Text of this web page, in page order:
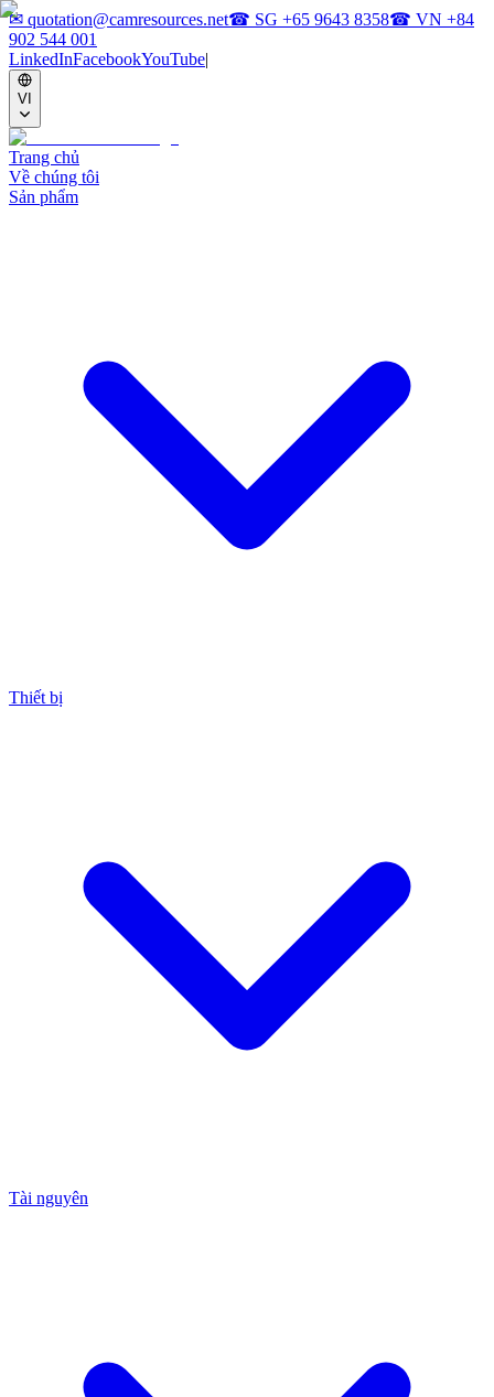
✉ quotation@camresources.net☎ SG +65 9643 8358☎ VN +84
902 544 001
LinkedInFacebookYouTube|
VI
Trang chủ
Về chúng tôi
Sản phẩm
Thiết bị
Tài nguyên